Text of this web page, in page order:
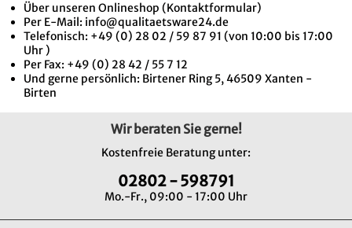
Über unseren Onlineshop (Kontaktformular)
Per E-Mail: info@qualitaetsware24.de
Telefonisch: +49 (0) 28 02 / 59 87 91 (von 10:00 bis 17:00
Uhr )
Per Fax: +49 (0) 28 42 / 55 7 12
Und gerne persönlich: Birtener Ring 5, 46509 Xanten -
Birten
Wir beraten Sie gerne!
Kostenfreie Beratung unter:
02802 - 598791
Mo.-Fr., 09:00 - 17:00 Uhr